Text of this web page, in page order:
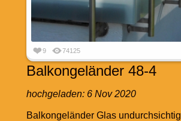
9 74125
Balkongeländer 48-4
hochgeladen: 6 Nov 2020
Balkongeländer Glas undurchsichtig